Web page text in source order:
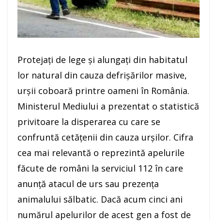
Protejați de lege și alungați din habitatul
lor natural din cauza defrișărilor masive,
urșii coboară printre oameni în România.
Ministerul Mediului a prezentat o statistică
privitoare la disperarea cu care se
confruntă cetățenii din cauza urșilor. Cifra
cea mai relevantă o reprezintă apelurile
făcute de români la serviciul 112 în care
anunță atacul de urs sau prezența
animalului sălbatic. Dacă acum cinci ani
numărul apelurilor de acest gen a fost de